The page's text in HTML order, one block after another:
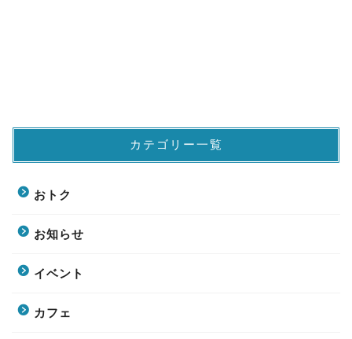
カテゴリー一覧
おトク
お知らせ
イベント
カフェ